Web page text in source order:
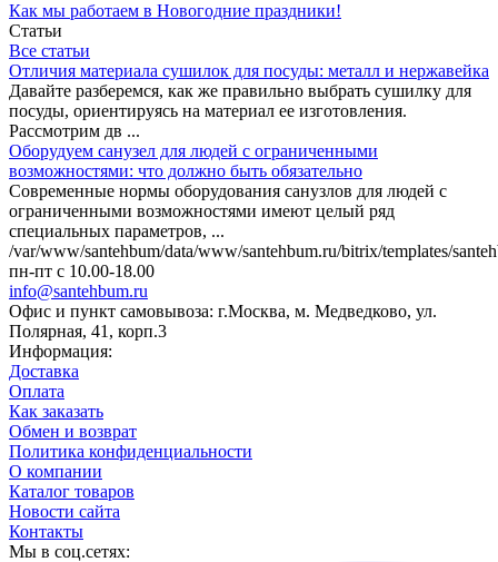
Как мы работаем в Новогодние праздники!
Статьи
Все статьи
Отличия материала сушилок для посуды: металл и нержавейка
Давайте разберемся, как же правильно выбрать сушилку для
посуды, ориентируясь на материал ее изготовления.
Рассмотрим дв ...
Оборудуем санузел для людей с ограниченными
возможностями: что должно быть обязательно
Современные нормы оборудования санузлов для людей с
ограниченными возможностями имеют целый ряд
специальных параметров, ...
/var/www/santehbum/data/www/santehbum.ru/bitrix/templates/
пн-пт с 10.00-18.00
info@santehbum.ru
Офис и пункт самовывоза: г.Москва, м. Медведково, ул.
Полярная, 41, корп.3
Информация:
Доставка
Оплата
Как заказать
Обмен и возврат
Политика конфиденциальности
О компании
Каталог товаров
Новости сайта
Контакты
Мы в соц.сетях: